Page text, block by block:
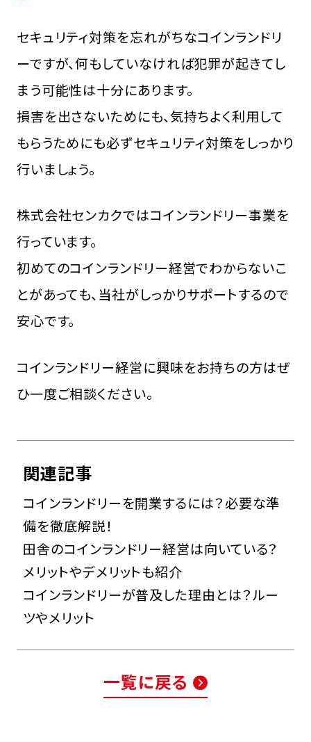
セキュリティ対策を忘れがちなコインランドリ
ーですが、何もしていなければ犯罪が起きてし
まう可能性は十分にあります。
損害を出さないためにも、気持ちよく利用して
もらうためにも必ずセキュリティ対策をしっかり
行いましょう。
株式会社センカクではコインランドリー事業を
行っています。
初めてのコインランドリー経営でわからないこ
とがあっても、当社がしっかりサポートするので
安心です。
コインランドリー経営に興味をお持ちの方はぜ
ひ一度ご相談ください。
関連記事
コインランドリーを開業するには？必要な準
備を徹底解説！
田舎のコインランドリー経営は向いている？
メリットやデメリットも紹介
コインランドリーが普及した理由とは？ルー
ツやメリット
一覧に戻る